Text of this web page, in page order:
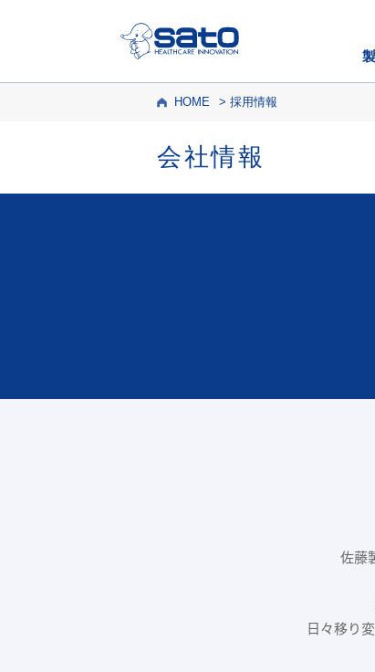
HOME 採用情報
会社情報
佐藤
日々移り